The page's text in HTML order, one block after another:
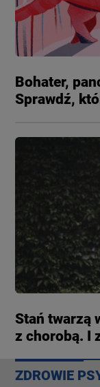
Bohater,
Sprawdź,
Stań twarzą
z chorobą. I
ZDROWIE